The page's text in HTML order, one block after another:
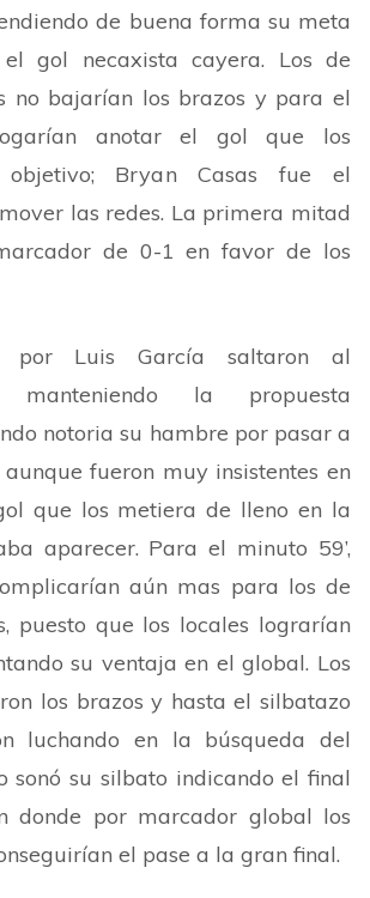
de buena forma su meta
gol necaxista cayera. Los de
no bajarían los brazos y para el
anotar el gol que los
Bryan Casas fue el
las redes. La primera mitad
de 0-1 en favor de los
por Luis García saltaron al
manteniendo la propuesta
notoria su hambre por pasar a
fueron muy insistentes en
que los metiera de lleno en la
aparecer. Para el minuto 59’,
aún mas para los de
puesto que los locales lograrían
su ventaja en el global. Los
los brazos y hasta el silbatazo
luchando en la búsqueda del
sonó su silbato indicando el final
donde por marcador global los
el pase a la gran final.